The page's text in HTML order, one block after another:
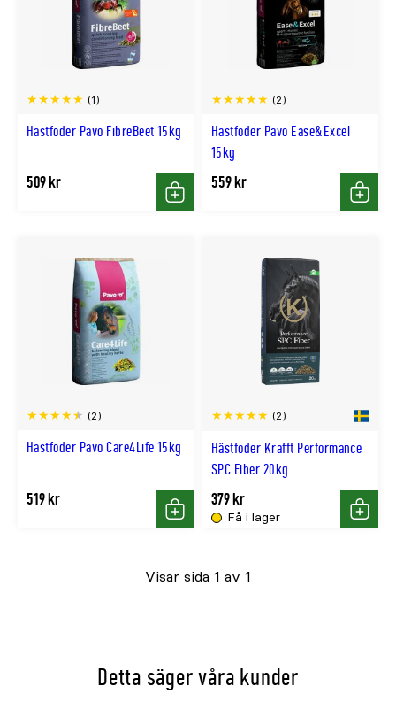
Hästfoder Pavo FibreBeet 15kg
(1)
509 kr
Köp
Hästfoder Pavo Ease&Excel
15kg
(2)
559 kr
Köp
Hästfoder Pavo Care4Life 15kg
(2)
519 kr
Köp
Hästfoder Krafft Performance
SPC Fiber 20kg
(2)
Få i lager
379 kr
Köp
Visar sida 1 av 1
Detta säger våra kunder